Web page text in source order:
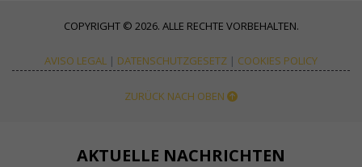
COPYRIGHT © 2026. ALLE RECHTE VORBEHALTEN.
AVISO LEGAL | DATENSCHUTZGESETZ | COOKIES POLICY
ZURÜCK NACH OBEN
AKTUELLE NACHRICHTEN